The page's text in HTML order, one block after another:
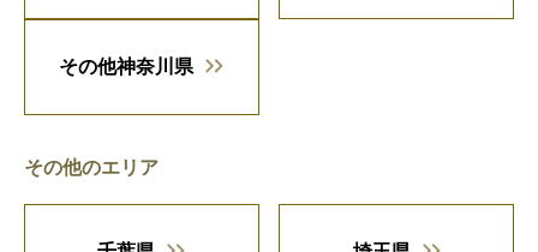
その他神奈川県
その他のエリア